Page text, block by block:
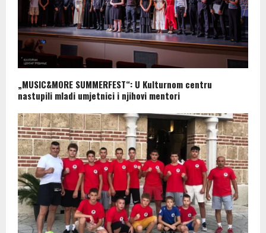
„MUSIC&MORE SUMMERFEST“: U Kulturnom centru
nastupili mladi umjetnici i njihovi mentori